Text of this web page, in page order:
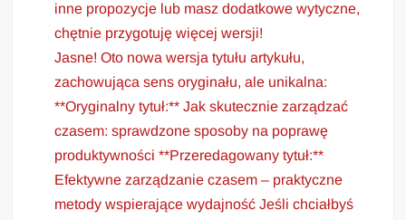
inne propozycje lub masz dodatkowe wytyczne,
chętnie przygotuję więcej wersji!
Jasne! Oto nowa wersja tytułu artykułu,
zachowująca sens oryginału, ale unikalna:
**Oryginalny tytuł:** Jak skutecznie zarządzać
czasem: sprawdzone sposoby na poprawę
produktywności **Przeredagowany tytuł:**
Efektywne zarządzanie czasem – praktyczne
metody wspierające wydajność Jeśli chciałbyś